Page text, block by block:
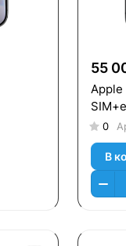
55
Apple
0
В